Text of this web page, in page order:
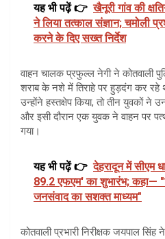
यह भी पढ़ें 👉 खैनूरी गांव की
ने लिया तत्काल संज्ञान; चमोली
करने के दिए सख्त निर्देश
वाहन चालक प्रफुल्ल नेगी ने कोतवाली
शराब के नशे में तिराहे पर हुड़दंग कर
उन्होंने हस्तक्षेप किया, तो तीन युवकों
और इसी दौरान एक युवक ने वाहन पर
गया।
यह भी पढ़ें 👉 देहरादून में सीएम
89.2 एफएम' का शुभारंभ; कहा—
जनसंवाद का सशक्त माध्यम"
कोतवाली प्रभारी निरीक्षक जयपाल सिंह